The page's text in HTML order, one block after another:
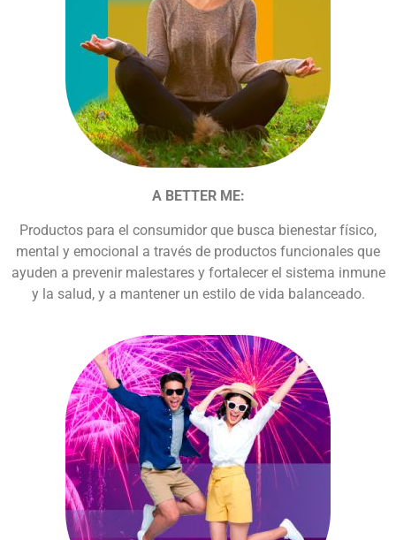
A BETTER ME:
Productos para el consumidor que busca bienestar físico,
mental y emocional a través de productos funcionales que
ayuden a prevenir malestares y fortalecer el sistema inmune
y la salud, y a mantener un estilo de vida balanceado.